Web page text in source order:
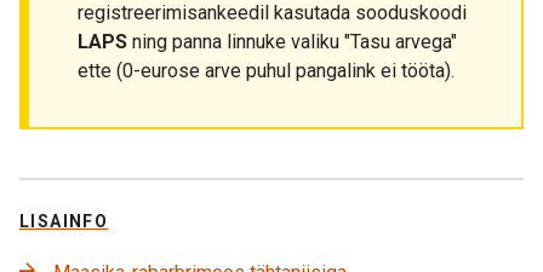
registreerimisankeedil kasutada sooduskoodi
LAPS ning panna linnuke valiku "Tasu arvega"
ette (0-eurose arve puhul pangalink ei tööta).
LISAINFO